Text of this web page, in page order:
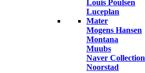
Louis Poulsen
Luceplan
Mater
Mogens Hansen
Montana
Muubs
Naver Collection
Noorstad